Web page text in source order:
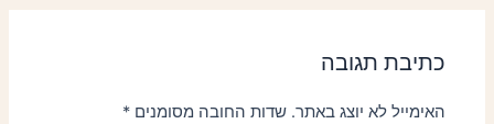
כתיבת תגובה
האימייל לא יוצג באתר. שדות החובה מסומנים*